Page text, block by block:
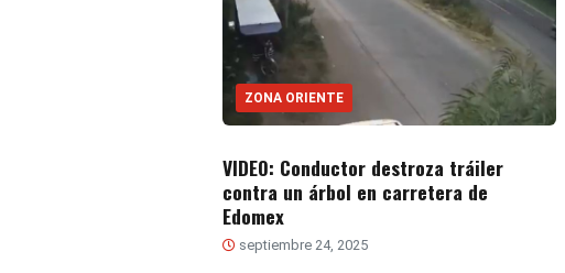
ZONA ORIENTE
VIDEO: Conductor destroza tráiler
contra un árbol en carretera de
Edomex
septiembre 24, 2025